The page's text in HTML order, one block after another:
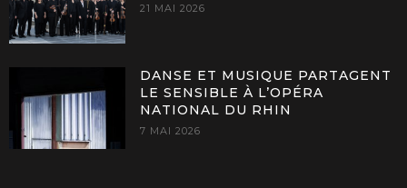
21 MAI 2026
DANSE ET MUSIQUE PARTAGENT
LE SENSIBLE À L’OPÉRA
NATIONAL DU RHIN
7 MAI 2026